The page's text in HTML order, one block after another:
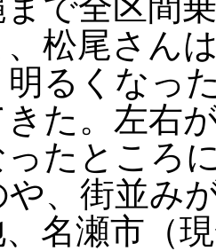
松尾さん
るくなっ
た。左右
たところ
や、街並み
名瀬市（